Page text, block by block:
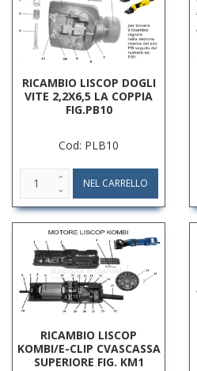
RICAMBIO LISCOP DOGLI
VITE 2,2X6,5 LA COPPIA
FIG.PB10
Cod: PLB10
RICAMBIO LISCOP
KOMBI/E-CLIP CVASCASSA
SUPERIORE FIG. KM1